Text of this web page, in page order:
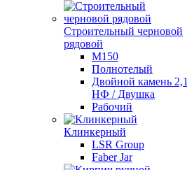
Строительный черновой
рядовой
М150
Полнотелый
Двойной камень 2,1
НФ / Двушка
Рабочий
Клинкерный
LSR Group
Faber Jar